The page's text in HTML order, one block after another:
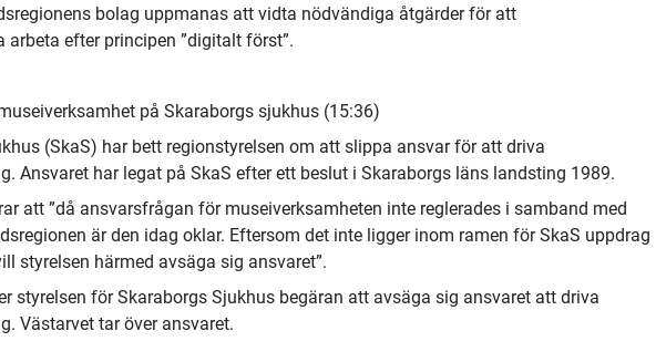
bolag uppmanas att vidta nödvändiga åtgärder för att
arbeta efter principen ”digitalt först”.
på Skaraborgs sjukhus (15:36)
(SkaS) har bett regionstyrelsen om att slippa ansvar för att driva
Ansvaret har legat på SkaS efter ett beslut i Skaraborgs läns landsting 1989.
att ”då ansvarsfrågan för museiverksamheten inte reglerades i samband med
är den idag oklar. Eftersom det inte ligger inom ramen för SkaS uppdrag
styrelsen härmed avsäga sig ansvaret”.
styrelsen för Skaraborgs Sjukhus begäran att avsäga sig ansvaret att driva
Västarvet tar över ansvaret.